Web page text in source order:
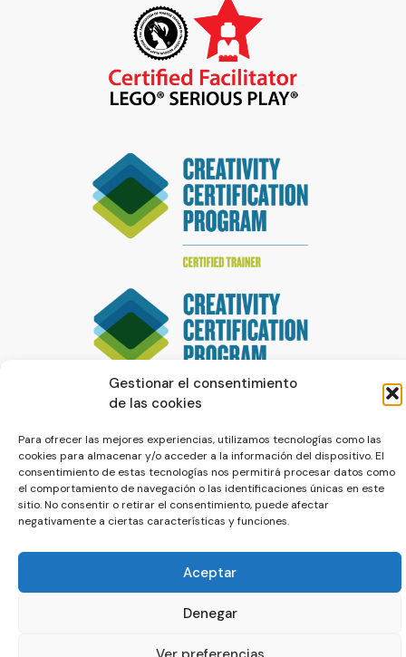
Gestionar el consentimiento
de las cookies
Para ofrecer las mejores experiencias, utilizamos tecnologías como las
cookies para almacenar y/o acceder a la información del dispositivo. El
consentimiento de estas tecnologías nos permitirá procesar datos como
el comportamiento de navegación o las identificaciones únicas en este
sitio. No consentir o retirar el consentimiento, puede afectar
negativamente a ciertas características y funciones.
Aceptar
Denegar
© La Servilleta - El Blog de Paco Prieto
Política de privacidad